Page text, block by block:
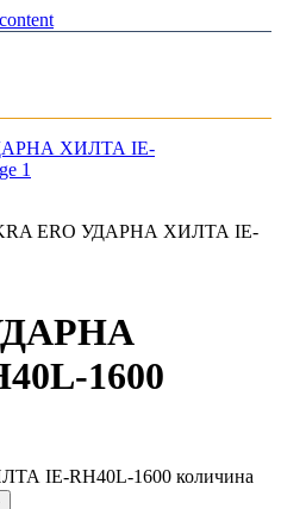
ERO УДАРНА ХИЛТА IE-
1600
IE-RH40L-1600 количина